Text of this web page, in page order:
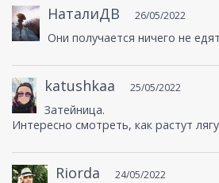
НаталиДВ 26/05/2022
Они получается ничего не
katushkaa 25/05/2022
Затейница.
Интересно смотреть, как растут
Riorda 24/05/2022